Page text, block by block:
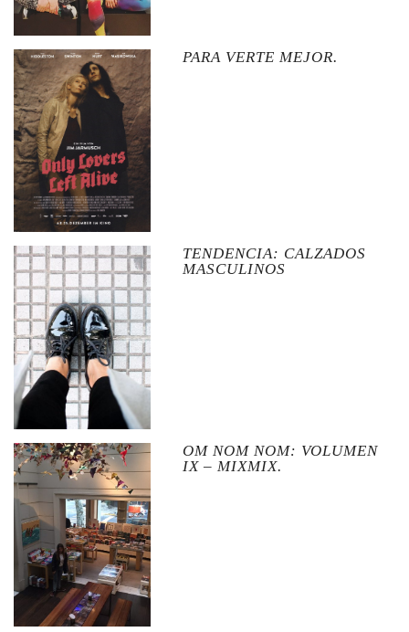
PARA VERTE MEJOR.
TENDENCIA: CALZADOS
MASCULINOS
OM NOM NOM: VOLUMEN
IX – MIXMIX.